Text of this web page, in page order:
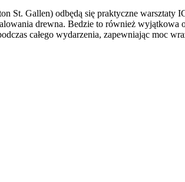
St. Gallen) odbędą się praktyczne
drewna. Bedzie to również
całego wydarzenia, zapewniając moc